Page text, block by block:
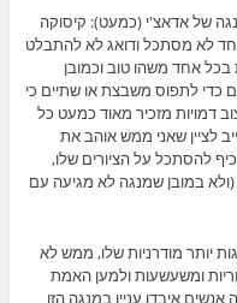
של אדאצ'י (כמעט): קיסוקה
לא מסתכל ודואג לא להתבלט
בכל אחד משהו טוב וכמובן
כדי לתפוס משבצת או שתיים כי
דמויות מזכיר מאוד כמעט כל
לציין שאני ממש אוהב את
להסתכל על הציורים שלו,
במובן שמנגה לא מגיעה עם
יותר מודרניות שלו, ממש לא
ומשעשעות ולמען האמת
איבדו עניין במנגה הזו